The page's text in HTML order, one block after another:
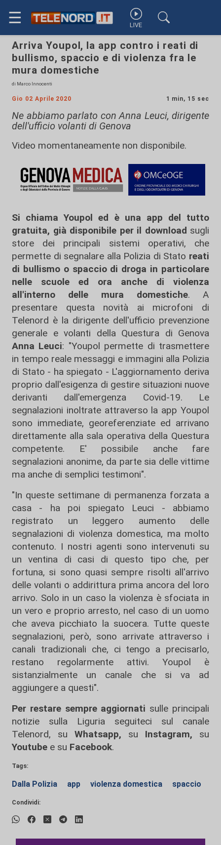
☰ LIVE
Arriva Youpol, la app contro i reati di
bullismo, spaccio e di violenza fra le
mura domestiche
di Marco Innocenti
Gio 02 Aprile 2020 1 min, 15 sec
Ne abbiamo parlato con Anna Leuci, dirigente
dell'ufficio volanti di Genova
Video momentaneamente non disponibile.
Si chiama Youpol ed è una app del tutto
gratuita, già disponibile per il download sugli
store dei principali sistemi operativi, che
permette di segnalare alla Polizia di Stato reati
di bullismo o spaccio di droga in particolare
nelle scuole ed ora anche di violenza
all'interno delle mura domestiche. A
presentare questa novità ai microfoni di
Telenord è la dirigente dell'ufficio prevenzione
generale e volanti della Questura di Genova
Anna Leuci: "Youpol permette di trasmettere
in tempo reale messaggi e immagini alla Polizia
di Stato - ha spiegato - L'aggiornamento deriva
proprio dall'esigenza di gestire situazioni nuove
derivanti dall'emergenza Covid-19. Le
segnalazioni inoltrate attraverso la app Youpol
sono immediate, georeferenziate ed arrivano
direttamente alla sala operativa della Questura
competente. E' possibile anche fare
segnalazioni anonime, da parte sia delle vittime
ma anche di semplici testimoni".
"In queste settimane di permanenza forzata a
casa - ha poi spiegato Leuci - abbiamo
registrato un leggero aumento delle
segnalazioni di violenza domestica, ma molto
contenuto. I nostri agenti sono intervenuti su
un ventina di casi di questo tipo che, per
fortuna, si sono quasi sempre risolti all'arrivo
delle volanti o addirittura prima ancora del loro
arrivo. Solo in un caso la violenza è sfociata in
un vero e proprio arresto, nel caso di un uomo
che aveva picchiato la suocera. Tutte queste
segnalazioni, però, sono arrivate attraverso i
canali tradizionali che, ci tengo a precisarlo,
restano regolarmente attivi. Youpol è
sistanzialmente un canale che si va ad
aggiungere a questi".
Per restare sempre aggiornati sulle principali
notizie sulla Liguria seguiteci sul canale
Telenord, su
Whatsapp, su Instagram, su
Youtube e su Facebook.
Tags:
Dalla Polizia app violenza domestica spaccio
Condividi: